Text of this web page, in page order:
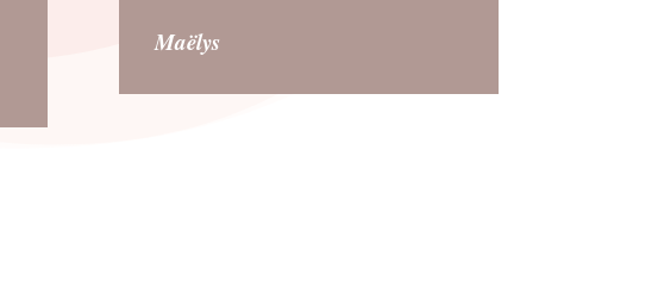
Maëlys